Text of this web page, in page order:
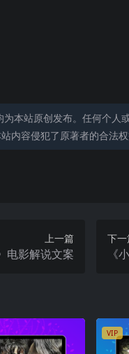
本站原创发布。任何个
内容侵犯了原著者的合法权
上一篇
电影解说文案
下一
《
VIP